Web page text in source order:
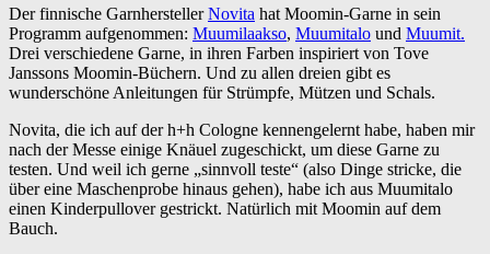
Der finnische GarnherstellerNovita hat Moomin-Garne in sein
Programm aufgenommen: Muumilaakso, Muumitalo und Muumit.
Drei verschiedene Garne, in ihren Farben inspiriert von Tove
Janssons Moomin-Büchern. Und zu allen dreien gibt es
wunderschöne Anleitungen für Strümpfe, Mützen und Schals.
Novita, die ich auf der h+h Cologne kennengelernt habe, haben mir
nach der Messe einige Knäuel zugeschickt, um diese Garne zu
testen. Und weil ich gerne „sinnvoll teste“ (also Dinge stricke, die
über eine Maschenprobe hinaus gehen), habe ich aus Muumitalo
einen Kinderpullover gestrickt. Natürlich mit Moomin auf dem
Bauch.